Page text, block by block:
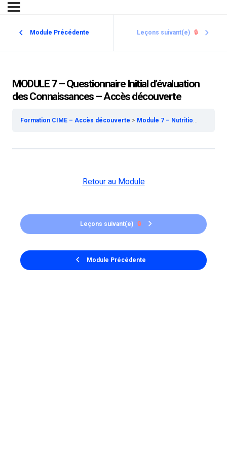
Module Précédente Leçons suivant(e) 🔒
MODULE 7 – Questionnaire Initial d’évaluation
des Connaissances – Accès découverte
Formation CIME – Accès découverte Module 7 – Nutrition et Tissus Adipeux – Accès découverte
Module Précédente
Retour au Module
Leçons suivant(e) 🔒